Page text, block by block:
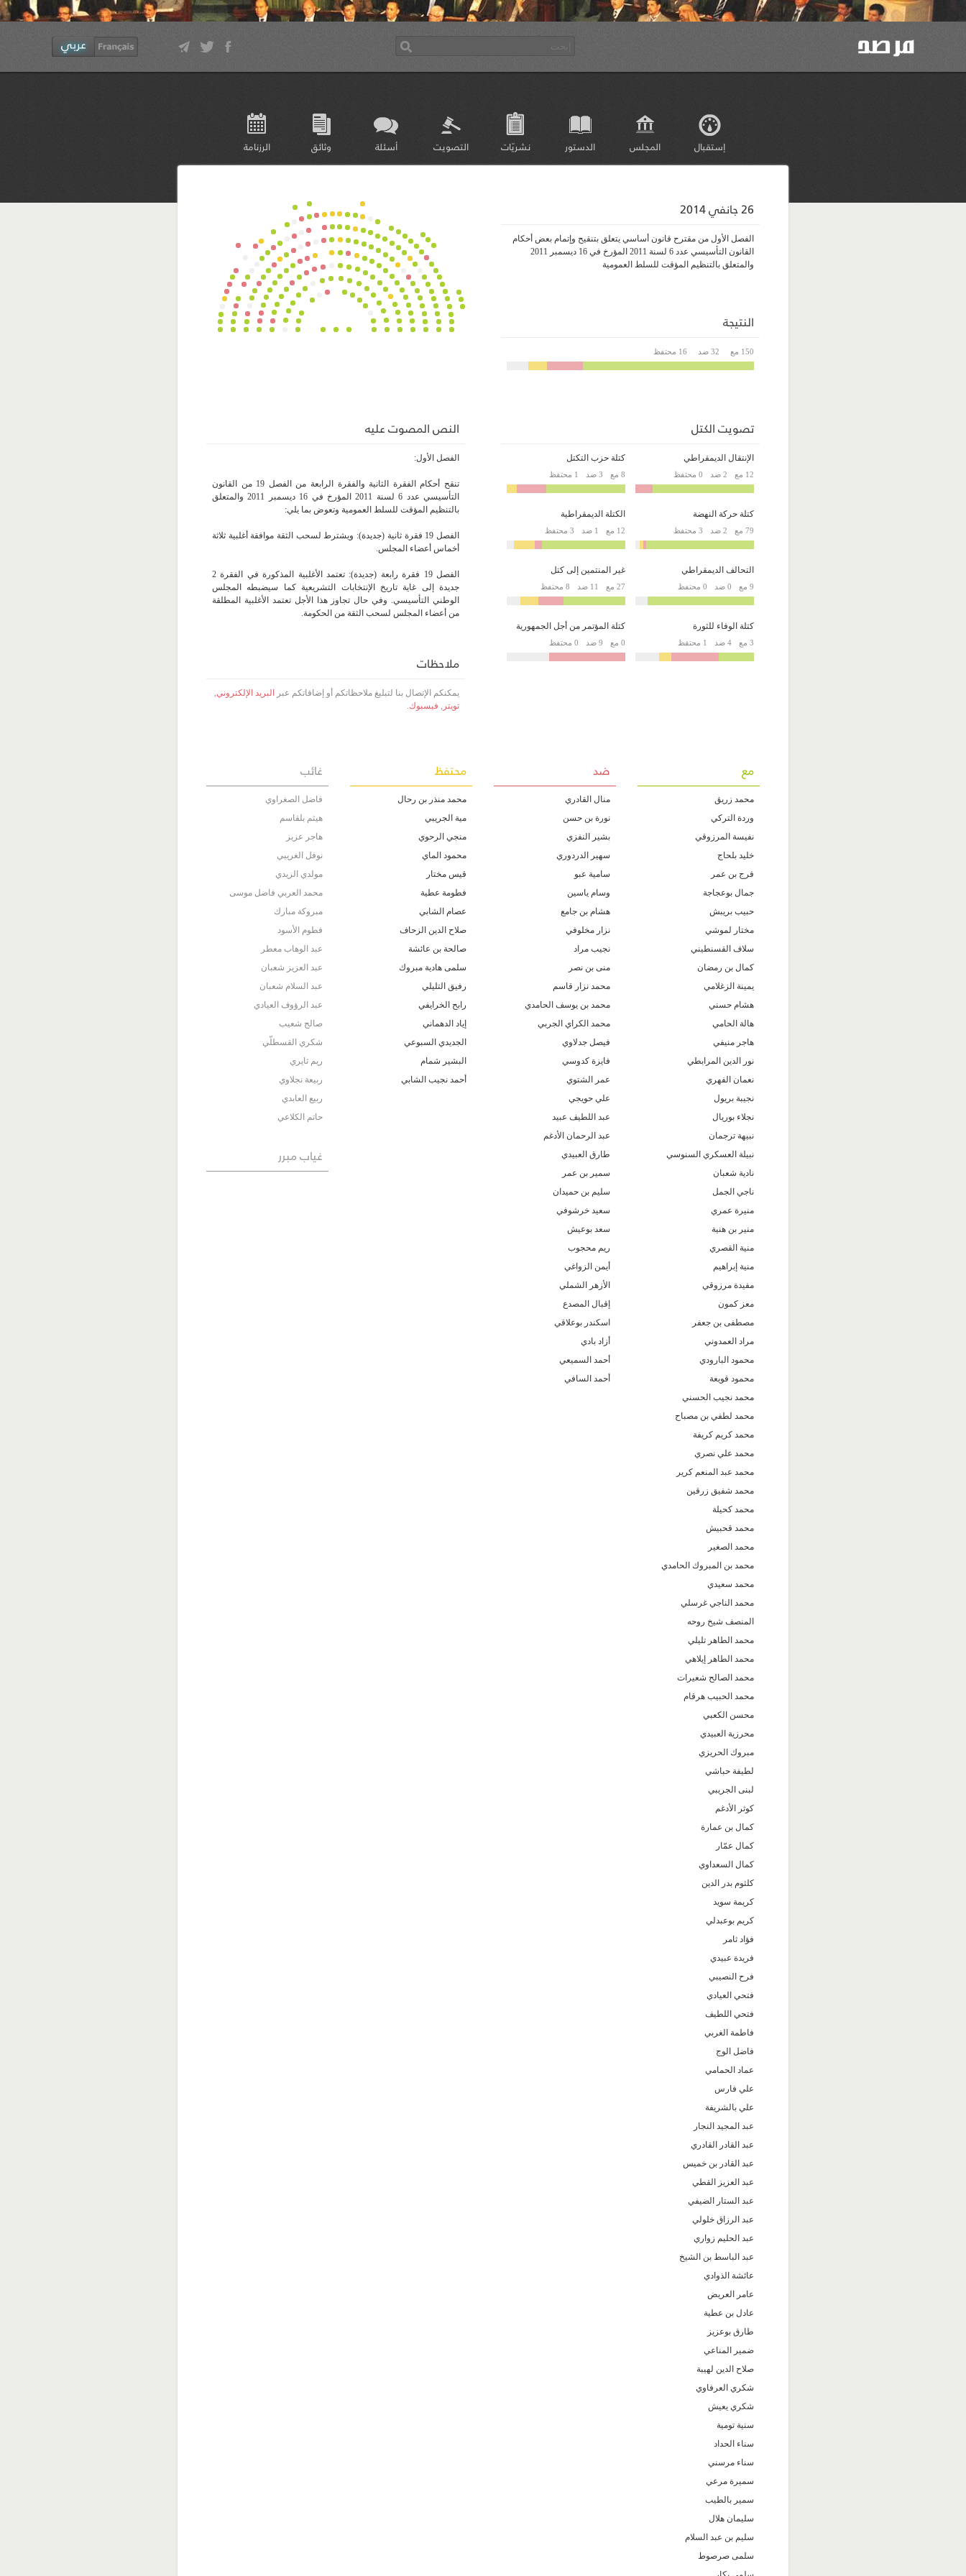
إستقبال المجلس الدستور نشريّات التصويت أسئلة وثائق الرزنامة
26 جانفي 2014
الفصل الأول من مقترح قانون أساسي يتعلق بتنقيح وإتمام بعض أحكام
القانون التأسيسي عدد 6 لسنة 2011 المؤرخ في 16 ديسمبر 2011
والمتعلق بالتنظيم المؤقت للسلط العمومية
النتيجة
150 مع 32 ضد 16 محتفظ
تصويت الكتل
الإنتقال الديمقراطي
12 مع 2 ضد 0 محتفظ
كتلة حزب التكتل
8 مع 3 ضد 1 محتفظ
كتلة حركة النهضة
79 مع 2 ضد 3 محتفظ
الكتلة الديمقراطية
12 مع 1 ضد 3 محتفظ
التحالف الديمقراطي
9 مع 0 ضد 0 محتفظ
غير المنتمين إلى كتل
27 مع 11 ضد 8 محتفظ
كتلة الوفاء للثورة
3 مع 4 ضد 1 محتفظ
كتلة المؤتمر من أجل الجمهورية
0 مع 9 ضد 0 محتفظ
النص المصوت عليه
الفصل الأول:
تنقح أحكام الفقرة الثانية والفقرة الرابعة من الفصل 19 من القانون
التأسيسي عدد 6 لسنة 2011 المؤرخ في 16 ديسمبر 2011 والمتعلق
بالتنظيم المؤقت للسلط العمومية وتعوض بما يلي:
الفصل 19 فقرة ثانية (جديدة): ويشترط لسحب الثقة موافقة أغلبية ثلاثة
أخماس أعضاء المجلس.
الفصل 19 فقرة رابعة (جديدة): تعتمد الأغلبية المذكورة في الفقرة 2
جديدة إلى غاية تاريخ الإنتخابات التشريعية كما سيضبطه المجلس
الوطني التأسيسي. وفي حال تجاوز هذا الأجل تعتمد الأغلبية المطلقة
من أعضاء المجلس لسحب الثقة من الحكومة.
ملاحظات
يمكنكم الإتصال بنا لتبليغ ملاحظاتكم أو إضافاتكم عبر البريد الإلكتروني,
تويتر , فيسبوك.
مع
محمد زريڨ
وردة التركي
نفيسة المرزوقي
خليد بلحاج
فرج بن عمر
جمال بوعجاجة
حبيب بريبش
مختار لموشي
سلاف القسنطيني
كمال بن رمضان
يمينة الزغلامي
هشام حسني
هالة الحامي
هاجر منيفي
نور الدين المرابطي
نعمان الفهري
نجيبة بريول
نجلاء بوريال
نبيهة ترجمان
نبيلة العسكري السنوسي
نادية شعبان
ناجي الجمل
منيرة عمري
منير بن هنية
منية القصري
منية إبراهيم
مفيدة مرزوقي
معز كمون
مصطفى بن جعفر
مراد العمدوني
محمود البارودي
محمود قويعة
محمد نجيب الحسني
محمد لطفي بن مصباح
محمد كريم كريفة
محمد علي نصري
محمد عبد المنعم كرير
محمد شفيق زرقين
محمد كحيلة
محمد قحبيش
محمد الصغير
محمد بن المبروك الحامدي
محمد سعيدي
محمد الناجي غرسلي
المنصف شيخ روحه
محمد الطاهر تليلي
محمد الطاهر إيلاهي
محمد الصالح شعيرات
محمد الحبيب هرقام
محسن الكعبي
محرزية العبيدي
مبروك الحريزي
لطيفة حباشي
لبنى الجريبي
كوثر الأدغم
كمال بن عمارة
كمال عمّار
كمال السعداوي
كلثوم بدر الدين
كريمة سويد
كريم بوعبدلي
فؤاد ثامر
فريدة عبيدي
فرح النصيبي
فتحي العيادي
فتحي اللطيف
فاطمة الغربي
فاضل الوج
عماد الحمامي
علي فارس
علي بالشريفة
عبد المجيد النجار
عبد القادر القادري
عبد القادر بن خميس
عبد العزيز القطي
عبد الستار الضيفي
عبد الرزاق خلولي
عبد الحليم زواري
عبد الباسط بن الشيخ
عائشة الذوادي
عامر العريض
عادل بن عطية
طارق بوعزيز
ضمير المناعي
صلاح الدين لهيبة
شكري العرفاوي
شكري يعيش
سنية تومية
سناء الحداد
سناء مرسني
سميرة مرعي
سمير بالطيب
سليمان هلال
سليم بن عبد السلام
سلمى صرصوط
ضد
منال القادري
نورة بن حسن
بشير النفزي
سهير الدردوري
سامية عبو
وسام ياسين
هشام بن جامع
نزار مخلوفي
نجيب مراد
منى بن نصر
محمد نزار قاسم
محمد بن يوسف الحامدي
محمد الكراي الجربي
فيصل جدلاوي
فايزة كدوسي
عمر الشتوي
علي حويجي
عبد اللطيف عبيد
عبد الرحمان الأدغم
طارق العبيدي
سمير بن عمر
سليم بن حميدان
سعيد خرشوفي
سعد بوعيش
ريم محجوب
أيمن الزواغي
الأزهر الشملي
إقبال المصدع
اسكندر بوعلاقي
أزاد بادي
أحمد السميعي
أحمد السافي
محتفظ
محمد منذر بن رحال
مية الجريبي
منجي الرحوي
محمود الماي
قيس مختار
فطومة عطية
عصام الشابي
صلاح الدين الزحاف
صالحة بن عائشة
سلمى هادية مبروك
رفيق التليلي
رابح الخرايفي
إياد الدهماني
الجديدي السبوعي
البشير شمام
أحمد نجيب الشابي
غائب
فاضل الصغراوي
هيثم بلقاسم
هاجر عزيز
نوفل الغريبي
مولدي الزيدي
محمد العربي فاضل موسى
مبروكة مبارك
فطوم الأسود
عبد الوهاب معطر
عبد العزيز شعبان
عبد السلام شعبان
عبد الرؤوف العيادي
صالح شعيب
شكري القسطلّي
ريم ثايري
ربيعة نجلاوي
ربيع العابدي
حاتم الكلاعي
غياب مبرر